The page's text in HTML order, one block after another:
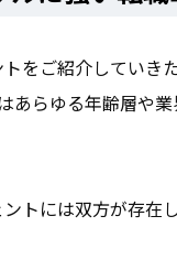
をご紹介していき
あらゆる年齢層や
トには双方が存在